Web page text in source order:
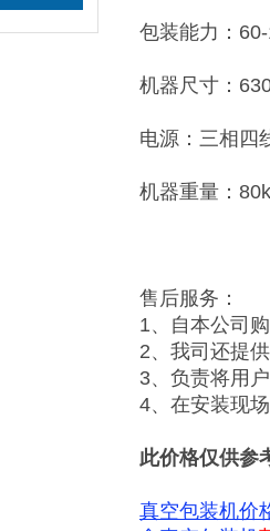
包装能力：
机器尺寸：
电源：三相四
机器重量：
售后服务：
1、自本公司
2、我司还提
3、负责将用
4、在安装现
此价格仅供参
真空包装机价